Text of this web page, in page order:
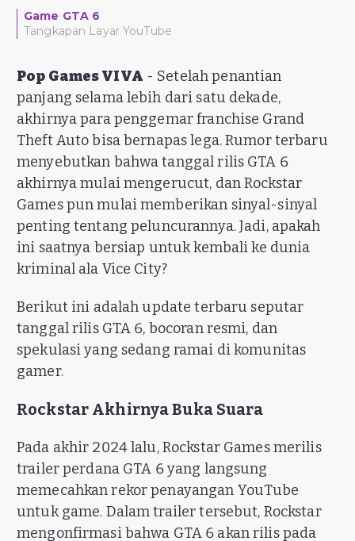
Game GTA 6
Tangkapan Layar YouTube
Pop Games VIVA - Setelah penantian
panjang selama lebih dari satu dekade,
akhirnya para penggemar franchise Grand
Theft Auto bisa bernapas lega. Rumor terbaru
menyebutkan bahwa tanggal rilis GTA 6
akhirnya mulai mengerucut, dan Rockstar
Games pun mulai memberikan sinyal-sinyal
penting tentang peluncurannya. Jadi, apakah
ini saatnya bersiap untuk kembali ke dunia
kriminal ala Vice City?
Berikut ini adalah update terbaru seputar
tanggal rilis GTA 6, bocoran resmi, dan
spekulasi yang sedang ramai di komunitas
gamer.
Rockstar Akhirnya Buka Suara
Pada akhir 2024 lalu, Rockstar Games merilis
trailer perdana GTA 6 yang langsung
memecahkan rekor penayangan YouTube
untuk game. Dalam trailer tersebut, Rockstar
mengonfirmasi bahwa GTA 6 akan rilis pada